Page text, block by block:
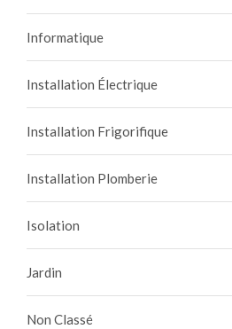
Informatique
Installation Électrique
Installation Frigorifique
Installation Plomberie
Isolation
Jardin
Non Classé